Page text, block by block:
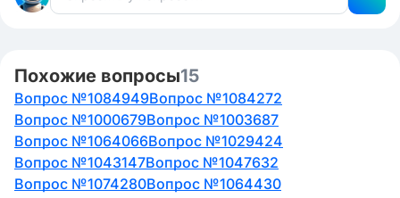
Похожие вопросы15
Вопрос №1084949Вопрос №1084272
Вопрос №1000679Вопрос №1003687
Вопрос №1064066Вопрос №1029424
Вопрос №1043147Вопрос №1047632
Вопрос №1074280Вопрос №1064430